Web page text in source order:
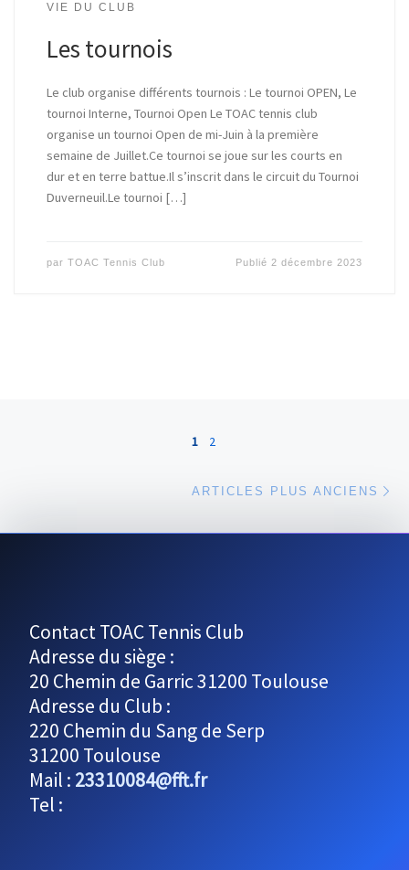
VIE DU CLUB
Les tournois
Le club organise différents tournois : Le tournoi OPEN, Le
tournoi Interne, Tournoi Open Le TOAC tennis club
organise un tournoi Open de mi-Juin à la première
semaine de Juillet.Ce tournoi se joue sur les courts en
dur et en terre battue.Il s’inscrit dans le circuit du Tournoi
Duverneuil.Le tournoi […]
par TOAC Tennis Club Publié 2 décembre 2023
Posts navigation1 2
ARTICLES PLUS ANCIENS
Contact TOAC Tennis Club
Adresse du siège :
20 Chemin de Garric 31200 Toulouse
Adresse du Club :
220 Chemin du Sang de Serp
31200 Toulouse
Mail : 23310084@fft.fr
Tel :